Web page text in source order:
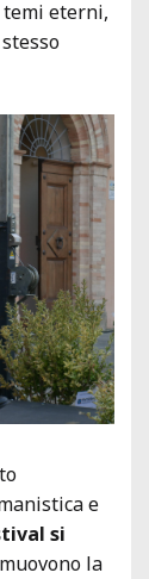
eterni,
e
si
la